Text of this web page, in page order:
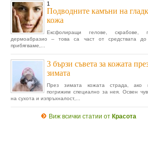
1
Подводните камъни на
кожа
Ексфолиращи гелове, скрабове,
дермоабразио – това са част от средствата до
прибягваме,...
3 бързи съвета за кожата
зимата
През зимата кожата страда, ако
погрижим специално за нея. Освен
на сухота и изпръхналост,...
Виж всички статии от Красота